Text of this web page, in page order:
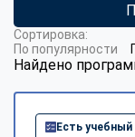
Найдено
Сортировка:
По популярности
Есть учебный